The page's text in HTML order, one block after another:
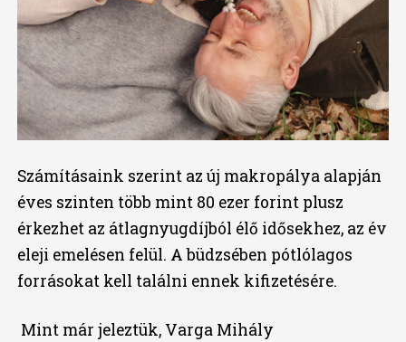
Számításaink szerint az új makropálya alapján
éves szinten több mint 80 ezer forint plusz
érkezhet az átlagnyugdíjból élő idősekhez, az év
eleji emelésen felül. A büdzsében pótlólagos
forrásokat kell találni ennek kifizetésére.
Mint már jeleztük, Varga Mihály